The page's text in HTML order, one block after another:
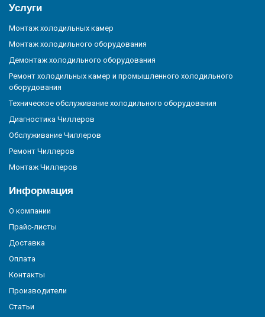
Услуги
Монтаж холодильных камер
Монтаж холодильного оборудования
Демонтаж холодильного оборудования
Ремонт холодильных камер и промышленного холодильного
оборудования
Техническое обслуживание холодильного оборудования
Диагностика Чиллеров
Обслуживание Чиллеров
Ремонт Чиллеров
Монтаж Чиллеров
Информация
О компании
Прайс-листы
Доставка
Оплата
Контакты
Производители
Статьи